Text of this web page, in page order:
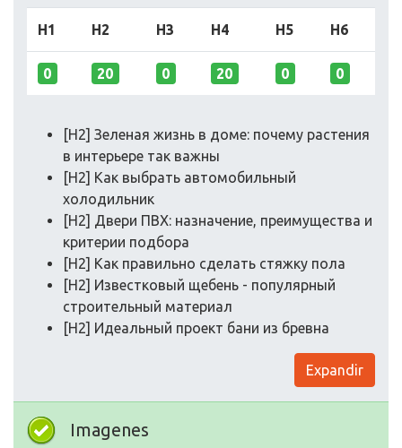
H1 H2 H3 H4 H5 H6
0 20 0 20 0 0
[H2] Зеленая жизнь в доме: почему растения
в интерьере так важны
[H2] Как выбрать автомобильный
холодильник
[H2] Двери ПВХ: назначение, преимущества и
критерии подбора
[H2] Как правильно сделать стяжку пола
[H2] Известковый щебень - популярный
строительный материал
[H2] Идеальный проект бани из бревна
Expandir
Imagenes